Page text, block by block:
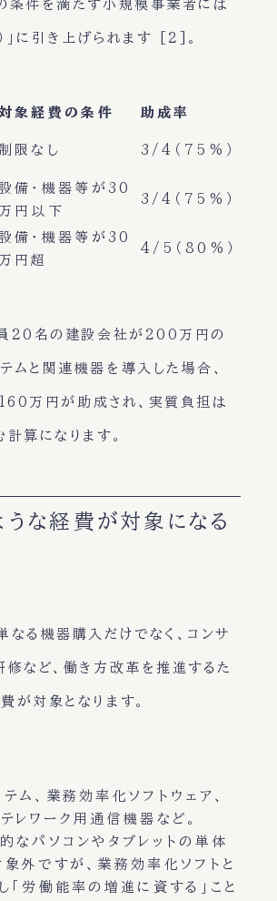
条件を満たす小規模事業者には
に引き上げられます [2]。
象経費の条件
助成率
制限なし 3/4（75%）
備・機器等が30
万円以下
3/4（75%）
備・機器等が30
万円超
4/5（80%）
20名の建設会社が200万円の
ムと関連機器を導入した場合、
万円が助成され、実質負担は
算になります。
な経費が対象になる
なる機器購入だけでなく、コンサ
修など、働き方改革を推進するた
が対象となります。
ム、業務効率化ソフトウェア、
レワーク用通信機器など。
なパソコンやタブレットの単体
外ですが、業務効率化ソフトと
「労働能率の増進に資する」こと